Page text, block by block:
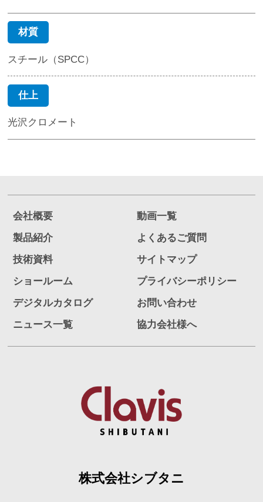
材質
スチール（SPCC）
仕上
光沢クロメート
会社概要
製品紹介
技術資料
ショールーム
デジタルカタログ
ニュース一覧
動画一覧
よくあるご質問
サイトマップ
プライバシーポリシー
お問い合わせ
協力会社様へ
株式会社シブタニ